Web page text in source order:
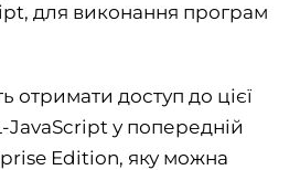
для виконання програм
отримати доступ до цієї
JavaScript у попередній
Edition, яку можна